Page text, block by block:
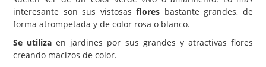
interesante son sus vistosasflores bastante grandes, de
forma atrompetada y de color rosa o blanco.
Se utiliza en jardines por sus grandes y atractivas flores
creando macizos de color.